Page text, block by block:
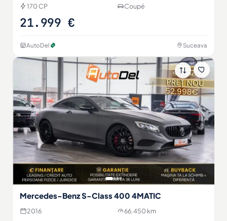
170 CP
Coupé
21.999 €
AutoDel Suceava
Mercedes-Benz S-Class 400 4MATIC
2016
66.450 km